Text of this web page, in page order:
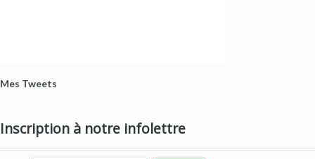
Mes Tweets
Inscription à notre infolettre